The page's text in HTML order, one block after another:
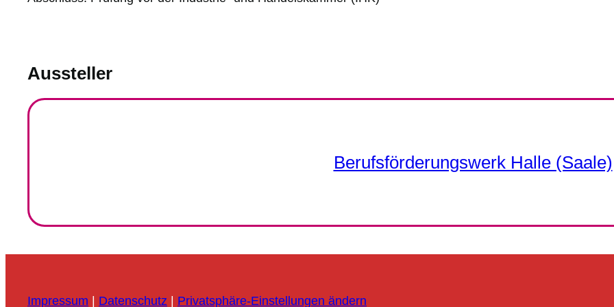
Aussteller
Berufsförderungswerk Halle (Saale)
Impressum Datenschutz Privatsphäre-Einstellungen ändern